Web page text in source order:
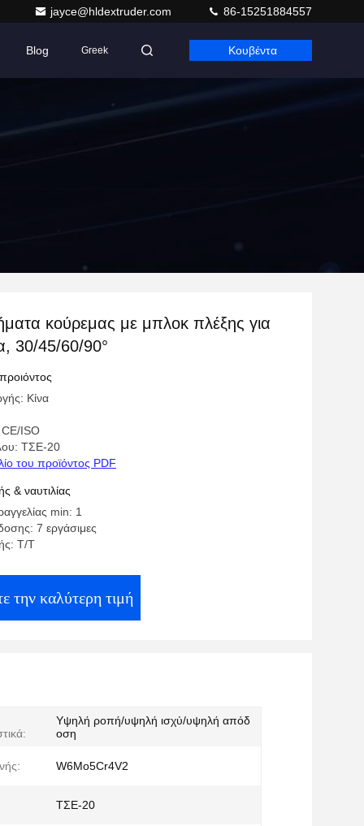
jayce@hldextruder.com 86-15251884557
Blog Greek Κουβέντα
κούρεμας με μπλοκ πλέξης για
30/45/60/90°
Κίνα
ISO
ΤΣΕ-20
του προϊόντος PDF
& ναυτιλίας
min: 1
7 εργάσιμες
T/T
την καλύτερη τιμή
Υψηλή ροπή/υψηλή ισχύ/υψηλή απόδ
οση
W6Mo5Cr4V2
ΤΣΕ-20